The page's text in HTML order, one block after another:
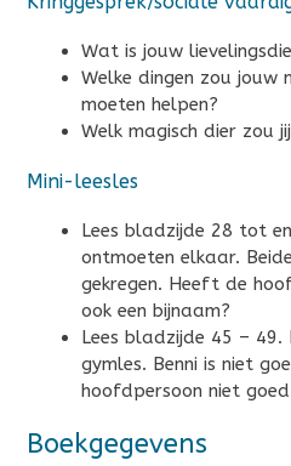
Wat is jouw
Welke dingen zou jouw
moeten helpen?
Welk magisch dier zou
Mini-leesles
Lees bladzijde 28 tot
ontmoeten elkaar.
gekregen. Heeft de
ook een bijnaam?
Lees bladzijde 45 – 49.
gymles. Benni is niet
hoofdpersoon niet goed
Boekgegevens